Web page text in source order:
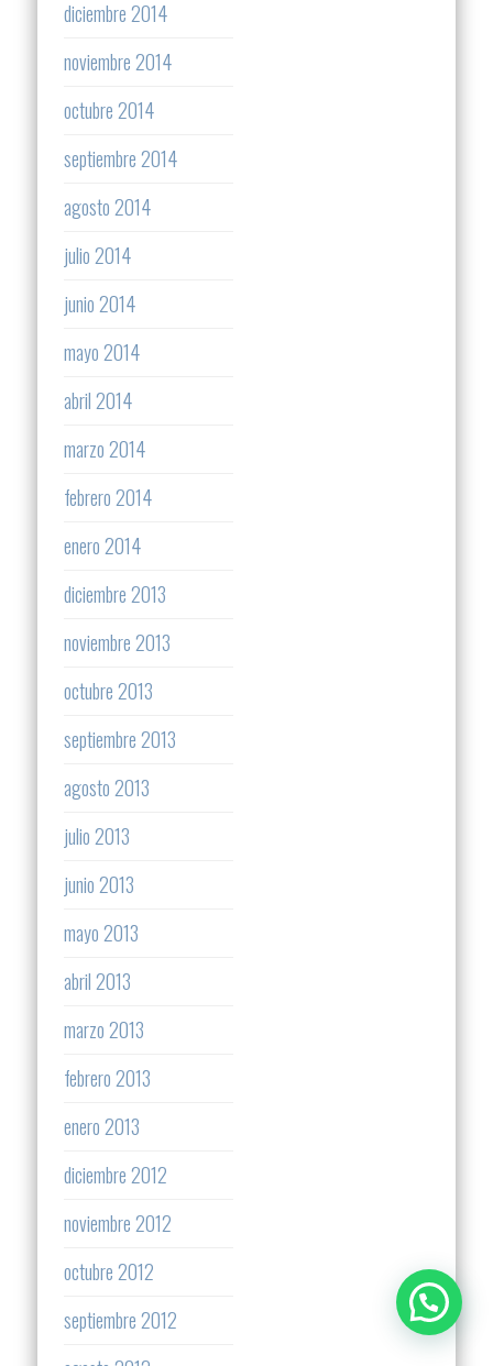
diciembre 2014
noviembre 2014
octubre 2014
septiembre 2014
agosto 2014
julio 2014
junio 2014
mayo 2014
abril 2014
marzo 2014
febrero 2014
enero 2014
diciembre 2013
noviembre 2013
octubre 2013
septiembre 2013
agosto 2013
julio 2013
junio 2013
mayo 2013
abril 2013
marzo 2013
febrero 2013
enero 2013
diciembre 2012
noviembre 2012
octubre 2012
septiembre 2012